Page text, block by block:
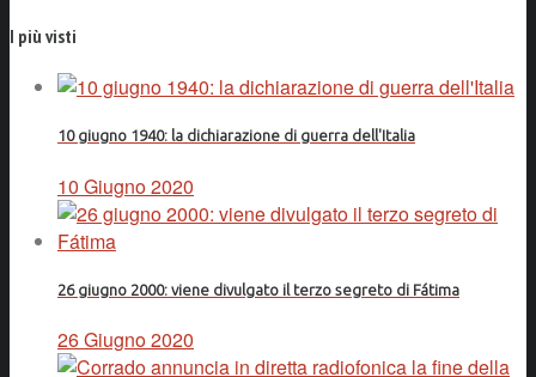
I più visti
10 giugno 1940: la dichiarazione di guerra dell'Italia
10 Giugno 2020
26 giugno 2000: viene divulgato il terzo segreto di Fátima
26 Giugno 2020